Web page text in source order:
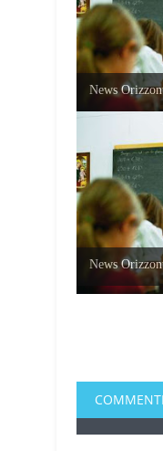
News
News
COMMENTI